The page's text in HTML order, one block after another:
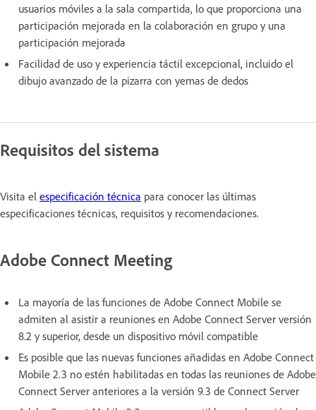
usuarios móviles a la sala compartida, lo que proporciona una
participación mejorada en la colaboración en grupo y una
participación mejorada
Facilidad de uso y experiencia táctil excepcional, incluido el
dibujo avanzado de la pizarra con yemas de dedos
Requisitos del sistema
Visita el especificación técnica para conocer las últimas
especificaciones técnicas, requisitos y recomendaciones.
Adobe Connect Meeting
La mayoría de las funciones de Adobe Connect Mobile se
admiten al asistir a reuniones en Adobe Connect Server versión
8.2 y superior, desde un dispositivo móvil compatible
Es posible que las nuevas funciones añadidas en Adobe Connect
Mobile 2.3 no estén habilitadas en todas las reuniones de Adobe
Connect Server anteriores a la versión 9.3 de Connect Server